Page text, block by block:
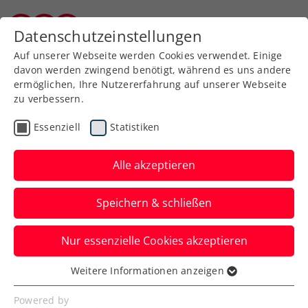
Zurück zur Newsübersicht
Turniere
UTC Weißkirchen Junior
Open: 2. ITF-Titel – Hipfl
landet Heimsieg
Über 500 Fans treiben den Lokalmatador
beim internationalen U18-Jugendturnier
in Oberösterreich zum Sieg.
Verfasst von: Presseaussendung / Redaktion, 15.07.2023
Datenschutzeinstellungen
Auf unserer Webseite werden Cookies verwendet. Einige
davon werden zwingend benötigt, während es uns andere
ermöglichen, Ihre Nutzererfahrung auf unserer Webseite
zu verbessern.
Essenziell Statistiken
Alle akzeptieren
Speichern & schließen
Nur essenzielle Cookies akzeptieren
Essenziell
Essenzielle Cookies werden für grundlegende
Weitere Informationen anzeigen
Powered by